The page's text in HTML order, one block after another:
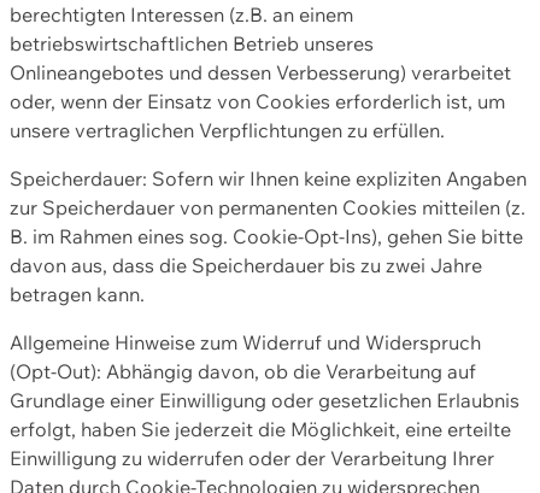
berechtigten Interessen (z.B. an einem
betriebswirtschaftlichen Betrieb unseres
Onlineangebotes und dessen Verbesserung) verarbeitet
oder, wenn der Einsatz von Cookies erforderlich ist, um
unsere vertraglichen Verpflichtungen zu erfüllen.
Speicherdauer: Sofern wir Ihnen keine expliziten Angaben
zur Speicherdauer von permanenten Cookies mitteilen (z.
B. im Rahmen eines sog. Cookie-Opt-Ins), gehen Sie bitte
davon aus, dass die Speicherdauer bis zu zwei Jahre
betragen kann.
Allgemeine Hinweise zum Widerruf und Widerspruch
(Opt-Out): Abhängig davon, ob die Verarbeitung auf
Grundlage einer Einwilligung oder gesetzlichen Erlaubnis
erfolgt, haben Sie jederzeit die Möglichkeit, eine erteilte
Einwilligung zu widerrufen oder der Verarbeitung Ihrer
Daten durch Cookie-Technologien zu widersprechen